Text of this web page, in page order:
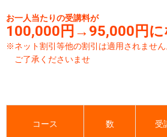
お一人当たりの受講料が
100,000円→95,000円に
※ネット割引等他の割引は適用されません
ご了承くださいませ
コース 数 受